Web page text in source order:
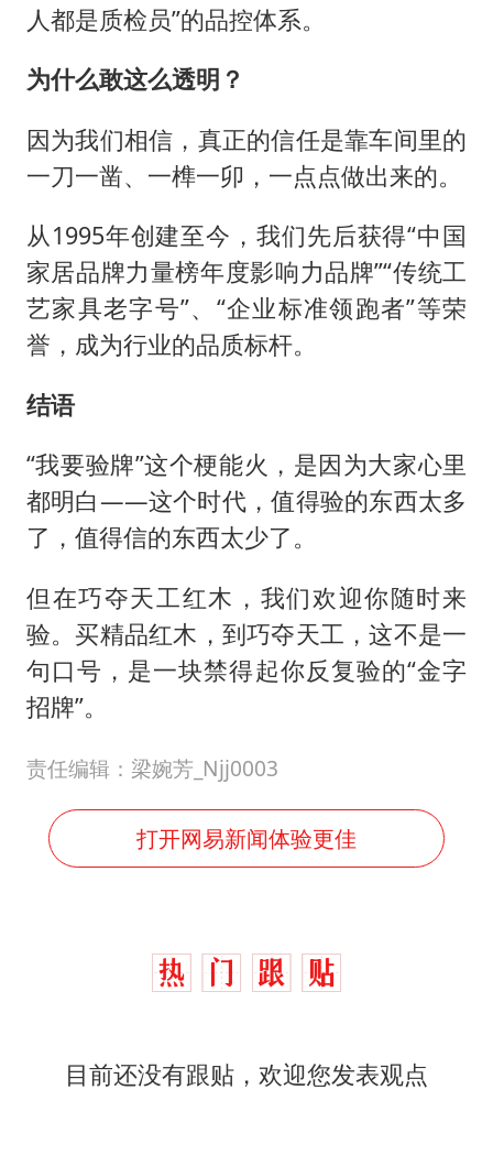
人都是质检员”的品控体系。
为什么敢这么透明？
因为我们相信，真正的信任是靠车间里的
一刀一凿、一榫一卯，一点点做出来的。
从1995年创建至今，我们先后获得“中国
家居品牌力量榜年度影响力品牌”“传统工
艺家具老字号”、“企业标准领跑者”等荣
誉，成为行业的品质标杆。
结语
“我要验牌”这个梗能火，是因为大家心里
都明白——这个时代，值得验的东西太多
了，值得信的东西太少了。
但在巧夺天工红木，我们欢迎你随时来
验。买精品红木，到巧夺天工，这不是一
句口号，是一块禁得起你反复验的“金字
招牌”。
责任编辑：梁婉芳_Njj0003
打开网易新闻体验更佳
目前还没有跟贴，欢迎您发表观点